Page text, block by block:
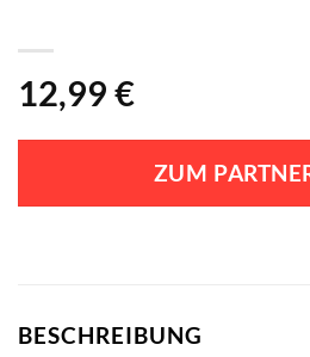
12,99 €
ZUM
BESCHREIBUNG